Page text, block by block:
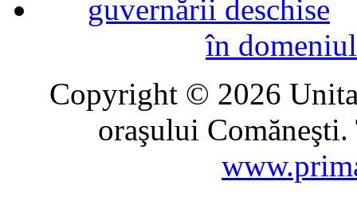
în
Copyright © 2026
oraşului